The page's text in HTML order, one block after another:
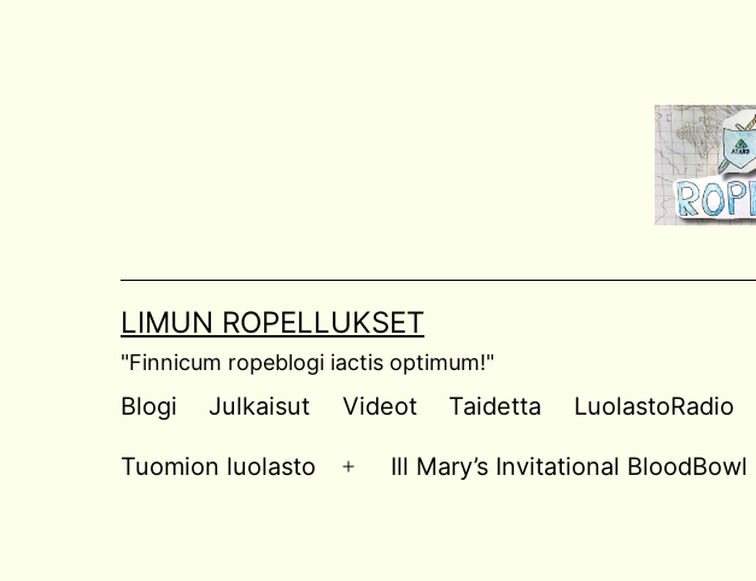
LIMUN ROPELLUKSET
"Finnicum ropeblogi iactis optimum!"
Blogi Julkaisut Videot Taidetta LuolastoRadio
Tuomion luolasto
Open
Ill Mary’s Invitational BloodBowl